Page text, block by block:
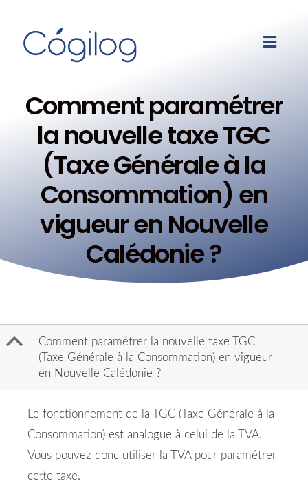
Comment paramétrer
la nouvelle taxe TGC
(Taxe Générale à la
Consommation) en
vigueur en Nouvelle
Calédonie ?
B
Comment paramétrer la nouvelle taxe TGC
(Taxe Générale à la Consommation) en vigueur
en Nouvelle Calédonie ?
Le fonctionnement de la TGC (Taxe Générale à la
Consommation) est analogue à celui de la TVA.
Vous pouvez donc utiliser la TVA pour paramétrer
cette taxe.